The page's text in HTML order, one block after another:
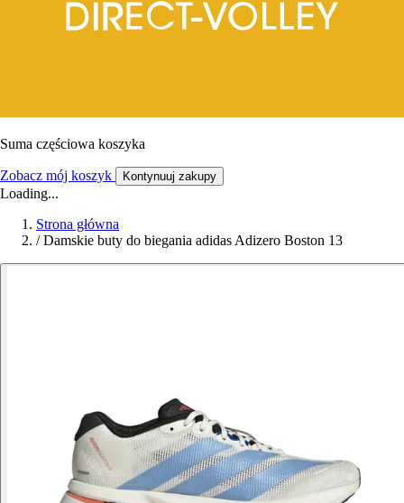
Suma częściowa koszyka
Zobacz mój koszyk Kontynuuj zakupy
Loading...
Strona główna
/ Damskie buty do biegania adidas Adizero Boston 13